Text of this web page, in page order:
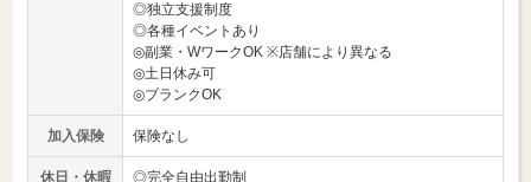
◎独立支援制度
◎各種イベントあり
◎副業・WワークOK ※店舗により異なる
◎土日休み可
◎ブランクOK
加入保険 保険なし
休日・休暇 ◎完全自由出勤制